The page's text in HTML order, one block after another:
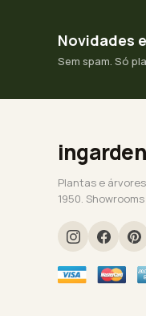
Novidades
Sem spam. Só
ingarden
Plantas e
1950.